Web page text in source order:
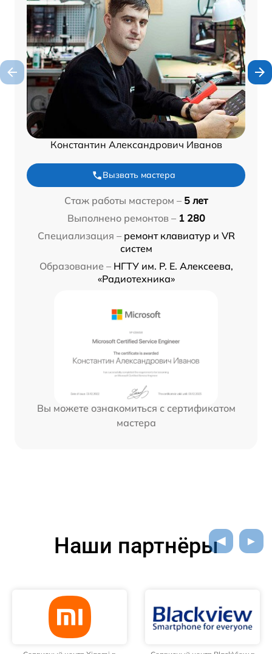
Константин Александрович Иванов
Вызвать мастера
Стаж работы мастером – 5 лет
Выполнено ремонтов – 1 280
Специализация – ремонт клавиатур и VR
систем
Образование – НГТУ им. Р. Е. Алексеева,
«Радиотехника»
Вы можете ознакомиться с сертификатом
мастера
Наши партнёры